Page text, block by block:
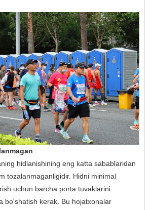
hidlanishining eng katta sabablaridan
tozalanmaganligidir. Hidni minimal
uchun barcha porta tuvaklarini
bo'shatish kerak. Bu hojatxonalar